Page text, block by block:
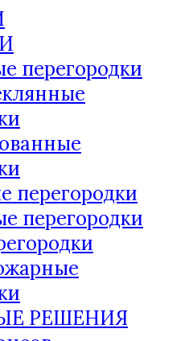
перегородки
перегородки
перегородки
РЕШЕНИЯ